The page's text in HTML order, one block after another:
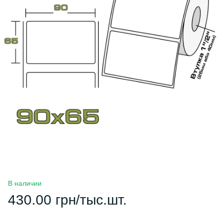
В наличии
430.00 грн/тыс.шт.